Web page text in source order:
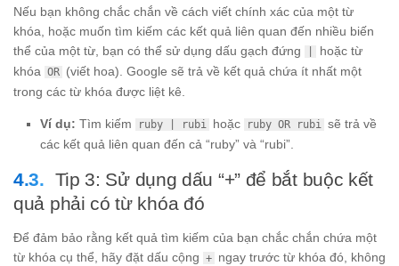
Nếu bạn không chắc chắn về cách viết chính xác của một từ
khóa, hoặc muốn tìm kiếm các kết quả liên quan đến nhiều biến
thể của một từ, bạn có thể sử dụng dấu gạch đứng
hoặc từ
khóa OR (viết hoa). Google sẽ trả về kết quả chứa ít nhất một
trong các từ khóa được liệt kê.
Ví dụ: Tìm kiếm ruby | rubi hoặc ruby OR rubi sẽ trả về
các kết quả liên quan đến cả “ruby” và “rubi”.
Tip 3: Sử dụng dấu “+” để bắt buộc kết
quả phải có từ khóa đó
Để đảm bảo rằng kết quả tìm kiếm của bạn chắc chắn chứa một
từ khóa cụ thể, hãy đặt dấu cộng + ngay trước từ khóa đó, không